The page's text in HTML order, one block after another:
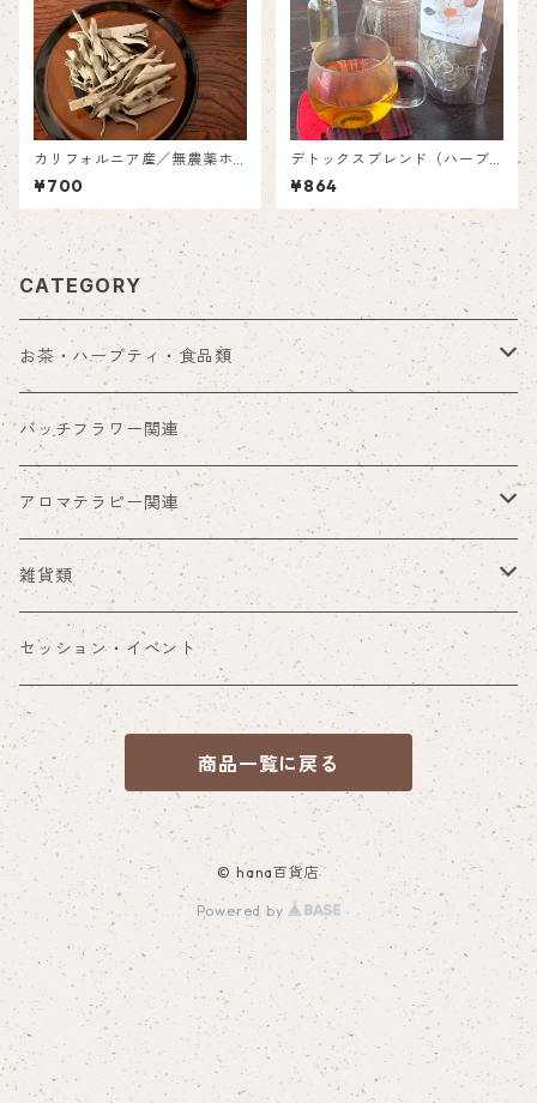
カリフォルニア産／無農薬ホ
ワイトセージ枝付き
¥700
デトックスブレンド（ハーブ
ティー／ティーバック）
¥864
CATEGORY
お茶・ハーブティ・食品類
hanaオリジナル商品
ハーブティー類
食品ほか
バッチフラワー関連
アロマテラピー関連
アロマ雑貨
ブレンド精油
雑貨類
その他雑貨
セッション・イベント
商品一覧に戻る
© hana百貨店
Powered by